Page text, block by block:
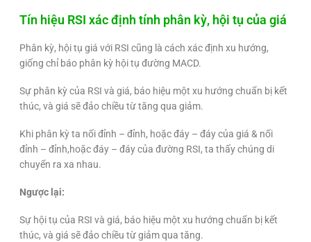
Tín hiệu RSI xác định tính phân kỳ, hội tụ của giá
Phân kỳ, hội tụ giá với RSI cũng là cách xác định xu hướng,
giống chỉ báo phân kỳ hội tụ đường MACD.
Sự phân kỳ của RSI và giá, báo hiệu một xu hướng chuẩn bị kết
thúc, và giá sẽ đảo chiều từ tăng qua giảm.
Khi phân kỳ ta nối đỉnh – đỉnh, hoặc đáy – đáy của giá & nối
đỉnh – đỉnh,hoặc đáy – đáy của đường RSI, ta thấy chúng di
chuyển ra xa nhau.
Ngược lại:
Sự hội tụ của RSI và giá, báo hiệu một xu hướng chuẩn bị kết
thúc, và giá sẽ đảo chiều từ giảm qua tăng.